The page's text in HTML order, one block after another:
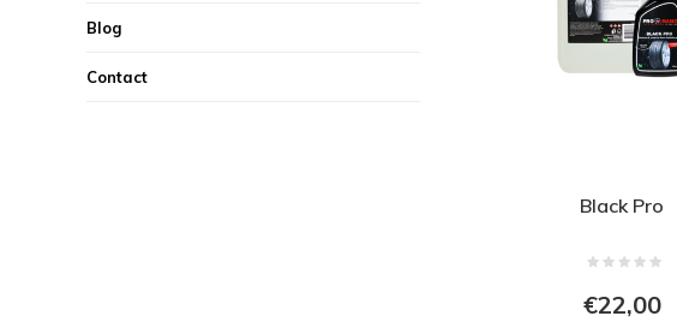
Blog
Contact
Black Pro
€22,00